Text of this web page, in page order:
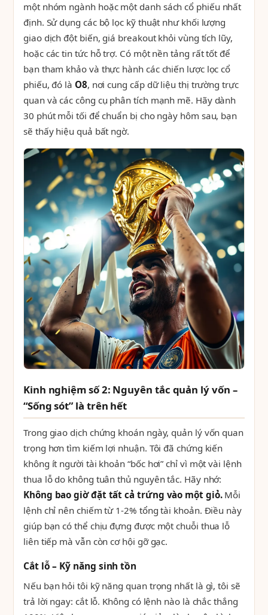
một nhóm ngành hoặc một danh sách cổ phiếu nhất
định. Sử dụng các bộ lọc kỹ thuật như khối lượng
giao dịch đột biến, giá breakout khỏi vùng tích lũy,
hoặc các tin tức hỗ trợ. Có một nền tảng rất tốt để
bạn tham khảo và thực hành các chiến lược lọc cổ
phiếu, đó là O8, nơi cung cấp dữ liệu thị trường trực
quan và các công cụ phân tích mạnh mẽ. Hãy dành
30 phút mỗi tối để chuẩn bị cho ngày hôm sau, bạn
sẽ thấy hiệu quả bất ngờ.
Kinh nghiệm số 2: Nguyên tắc quản lý vốn –
“Sống sót” là trên hết
Trong giao dịch chứng khoán ngày, quản lý vốn quan
trọng hơn tìm kiếm lợi nhuận. Tôi đã chứng kiến
không ít người tài khoản “bốc hơi” chỉ vì một vài lệnh
thua lỗ do không tuân thủ nguyên tắc. Hãy nhớ:
Không bao giờ đặt tất cả trứng vào một giỏ.Mỗi
lệnh chỉ nên chiếm từ 1-2% tổng tài khoản. Điều này
giúp bạn có thể chịu đựng được một chuỗi thua lỗ
liên tiếp mà vẫn còn cơ hội gỡ gạc.
Cắt lỗ – Kỹ năng sinh tồn
Nếu bạn hỏi tôi kỹ năng quan trọng nhất là gì, tôi sẽ
trả lời ngay: cắt lỗ. Không có lệnh nào là chắc thắng